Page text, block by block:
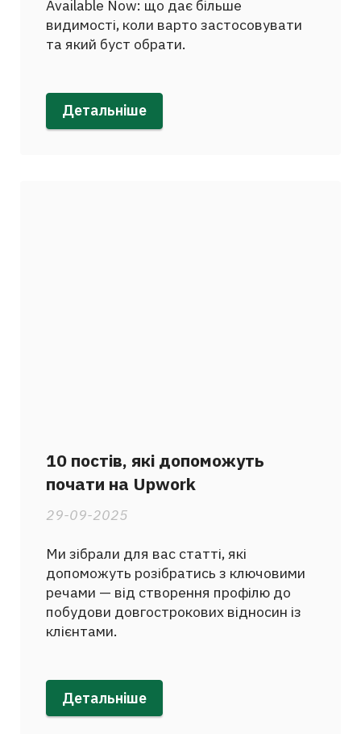
Available Now: що дає більше
видимості, коли варто застосовувати
та який буст обрати.
Детальніше
10 постів, які допоможуть
почати на Upwork
29-09-2025
Ми зібрали для вас статті, які
допоможуть розібратись з ключовими
речами — від створення профілю до
побудови довгострокових відносин із
клієнтами.
Детальніше